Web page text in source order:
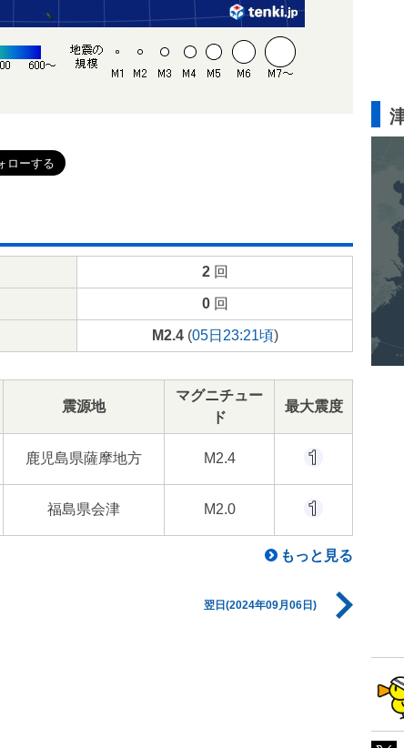
2回
0回
M2.4(05日23:21頃)
震源地
マグニチュー
ド
最大震度
鹿児島県薩摩地方 M2.4
福島県会津 M2.0
もっと見る
翌日(2024年09月06日)